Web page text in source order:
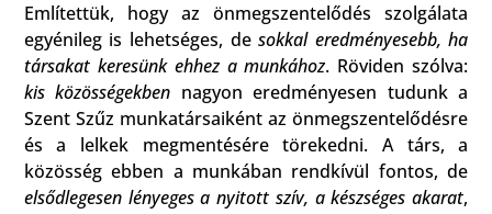
Említettük, hogy az önmegszentelődés szolgálata
egyénileg is lehetséges, desokkal eredményesebb, ha
társakat keresünk ehhez a munkához. Röviden szólva:
kis közösségekben nagyon eredményesen tudunk a
Szent Szűz munkatársaiként az önmegszentelődésre
és a lelkek megmentésére törekedni. A társ, a
közösség ebben a munkában rendkívül fontos, de
elsődlegesen lényeges a nyitott szív, a készséges akarat,